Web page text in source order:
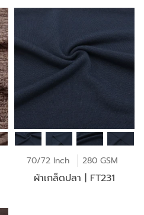
70/72 Inch 280 GSM
ผ้าเกล็ดปลา | FT231